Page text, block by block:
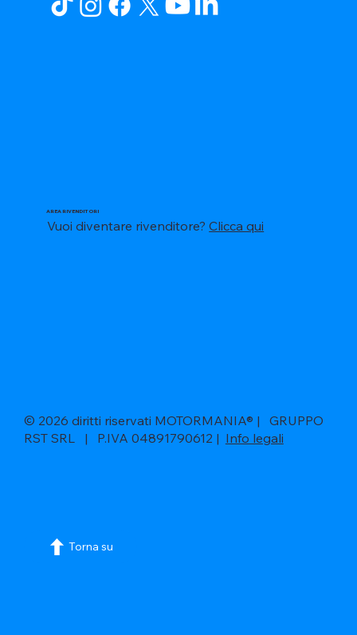
AREA RIVENDITORI
Vuoi diventare rivenditore?Clicca qui
© 2026 diritti riservati MOTORMANIA® | GRUPPO
RST SRL | P.IVA 04891790612 | Info legali
Torna su